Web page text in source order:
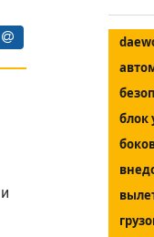
блок